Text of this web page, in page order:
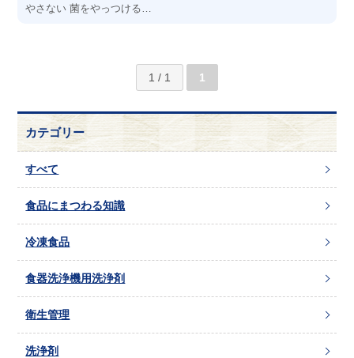
やさない 菌をやっつける…
1 / 1 1
カテゴリー
すべて
食品にまつわる知識
冷凍食品
食器洗浄機用洗浄剤
衛生管理
洗浄剤